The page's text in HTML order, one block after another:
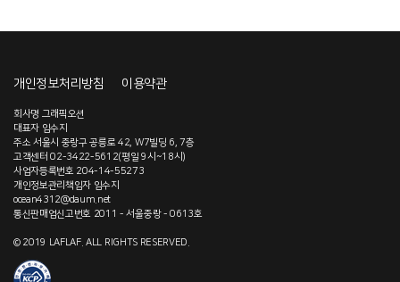
개인정보처리방침 이용약관
회사명 그래픽오션
대표자 임수지
주소 서울시 중랑구 공릉로 42, W7빌딩 6, 7층
고객센터 02-3422-5612(평일 9시~18시)
사업자등록번호 204-14-55273
개인정보관리책임자 임수지
ocean4312@daum.net
통신판매업신고번호 2011 - 서울중랑 - 0613호
© 2019 LAFLAF. ALL RIGHTS RESERVED.